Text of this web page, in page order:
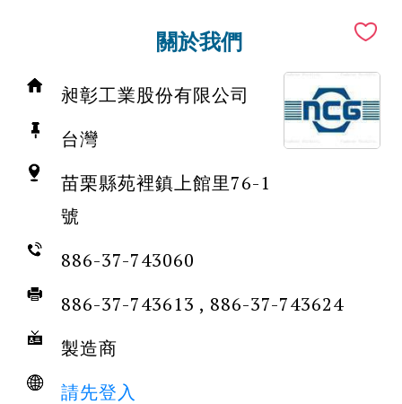
關於我們
昶彰工業股份有限公司
台灣
苗栗縣苑裡鎮上館里76-1
號
886-37-743060
886-37-743613 , 886-37-743624
製造商
請先登入